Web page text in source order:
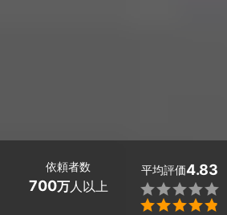
依頼者数
700万人以上
平均評価4.83

